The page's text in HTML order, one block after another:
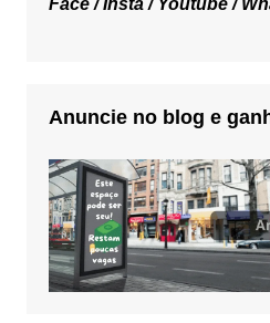
Face /Insta / Youtube /
Anuncie no blog e